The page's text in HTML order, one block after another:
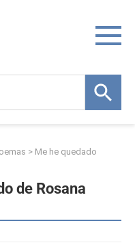
> Me he quedado
de Rosana